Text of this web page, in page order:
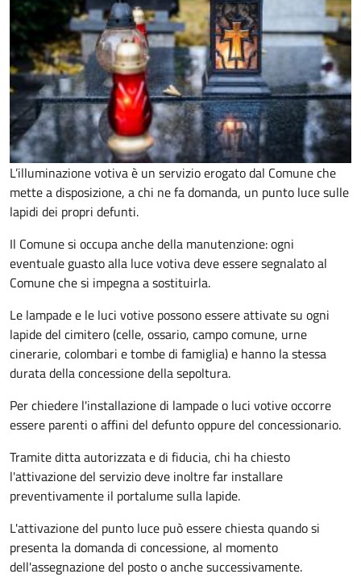
L’illuminazione votiva è un servizio erogato dal Comune che
mette a disposizione, a chi ne fa domanda, un punto luce sulle
lapidi dei propri defunti.
Il Comune si occupa anche della manutenzione: ogni
eventuale guasto alla luce votiva deve essere segnalato al
Comune che si impegna a sostituirla.
Le lampade e le luci votive possono essere attivate su ogni
lapide del cimitero (celle, ossario, campo comune, urne
cinerarie, colombari e tombe di famiglia) e hanno la stessa
durata della concessione della sepoltura.
Per chiedere l'installazione di lampade o luci votive occorre
essere parenti o affini del defunto oppure del concessionario.
Tramite ditta autorizzata e di fiducia, chi ha chiesto
l'attivazione del servizio deve inoltre far installare
preventivamente il portalume sulla lapide.
L'attivazione del punto luce può essere chiesta quando si
presenta la domanda di concessione, al momento
dell'assegnazione del posto o anche successivamente.